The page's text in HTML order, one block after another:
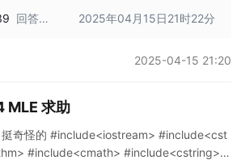
回答：
-- 星
航计划
--四月
份 --
2025年04月15日21时22分
2025-04-15 21:20
MLE 求助
挺奇怪的 #include<iostream> #include<cst
#include<cmath> #include<cstring> u